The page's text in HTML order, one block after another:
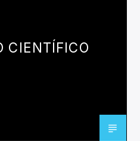
CIENTÍFICO